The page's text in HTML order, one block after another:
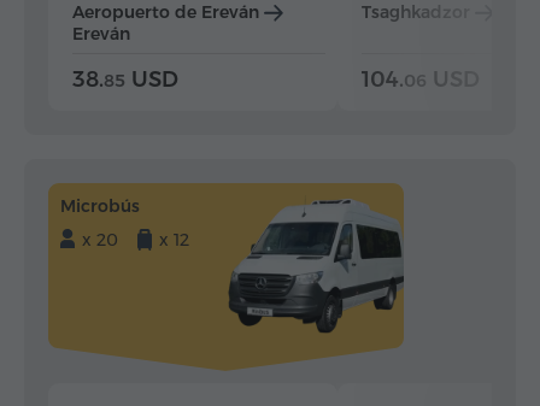
Aeropuerto de Ereván
Ereván
38.85 USD
Tsaghkadzor
104.06 USD
Microbús
x 20
x 12